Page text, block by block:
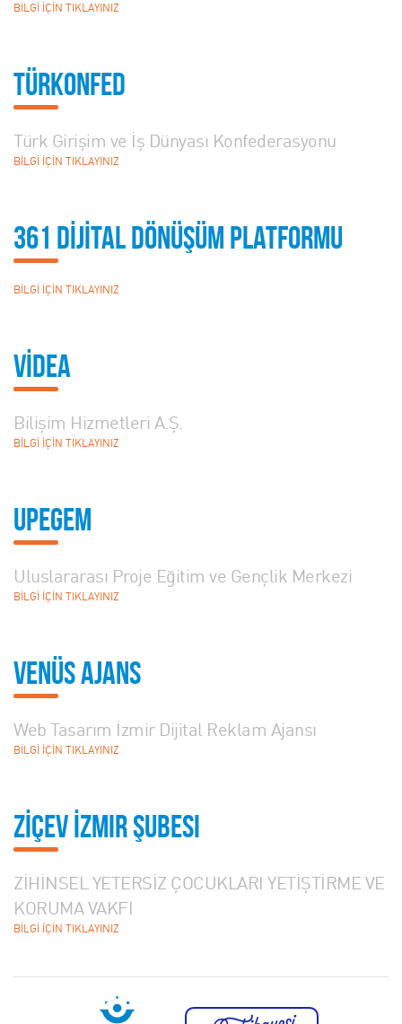
BİLGİ İÇİN TIKLAYINIZ
TÜRKONFED
Türk Girişim ve İş Dünyası Konfederasyonu
BİLGİ İÇİN TIKLAYINIZ
361 DİJİTAL DÖNÜŞÜM Platformu
BİLGİ İÇİN TIKLAYINIZ
VİDEA
Bilişim Hizmetleri A.Ş.
BİLGİ İÇİN TIKLAYINIZ
UPEGEM
Uluslararası Proje Eğitim ve Gençlik Merkezi
BİLGİ İÇİN TIKLAYINIZ
Venüs Ajans
Web Tasarım İzmir Dijital Reklam Ajansı
BİLGİ İÇİN TIKLAYINIZ
ZİÇEV İzmir Şubesi
ZİHİNSEL YETERSİZ ÇOCUKLARI YETİŞTİRME VE
KORUMA VAKFI
BİLGİ İÇİN TIKLAYINIZ